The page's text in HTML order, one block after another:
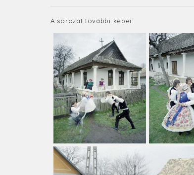
A sorozat további képei: